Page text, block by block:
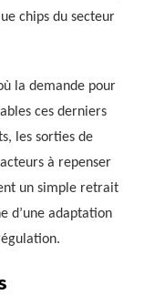
chips du secteur
la demande pour
ces derniers
les sorties de
à repenser
un simple retrait
d’une adaptation